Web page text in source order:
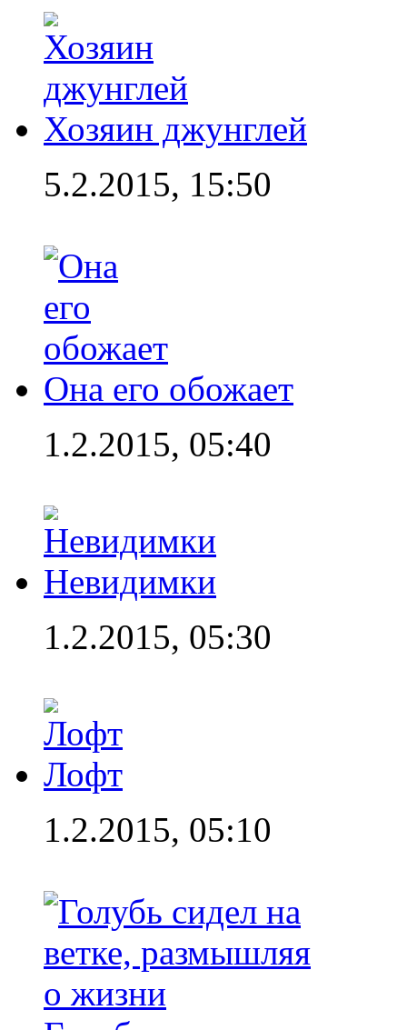
Хозяин джунглей
5.2.2015, 15:50
Она его обожает
1.2.2015, 05:40
Невидимки
1.2.2015, 05:30
Лофт
1.2.2015, 05:10